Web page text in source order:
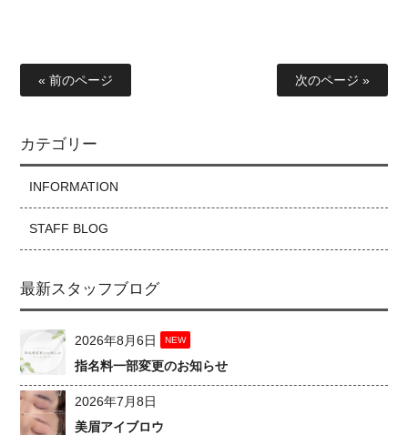
« 前のページ 次のページ »
カテゴリー
INFORMATION
STAFF BLOG
最新スタッフブログ
2026年8月6日 NEW
指名料一部変更のお知らせ
2026年7月8日
美眉アイブロウ